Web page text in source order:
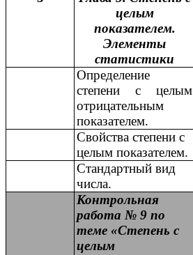
целым
показателем.
Элементы
статистики
Определение
степени с целым
отрицательным
показателем.
Свойства степени с
целым показателем.
Стандартный вид
числа.
Контрольная
работа № 9 по
теме «Степень с
целым